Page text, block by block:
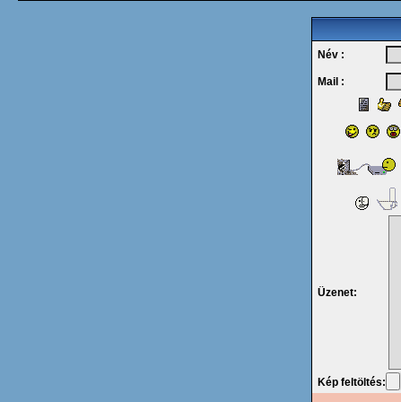
Név :
Mail :
Üzenet:
Kép feltöltés: